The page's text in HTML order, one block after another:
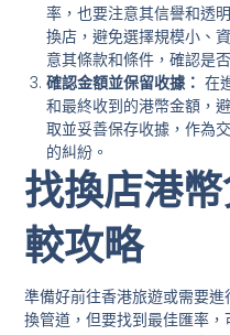
率，也要注意其信譽和透
換店，避免選擇規模小、
意其條款和條件，確認是
確認金額並保留收據： 在
和最終收到的港幣金額，
取並妥善保存收據，作為
的糾紛。
找換店港
較攻略
準備好前往香港旅遊或需要
換管道，但要找到最佳匯率